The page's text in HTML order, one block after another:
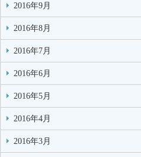
2016年9月
2016年8月
2016年7月
2016年6月
2016年5月
2016年4月
2016年3月